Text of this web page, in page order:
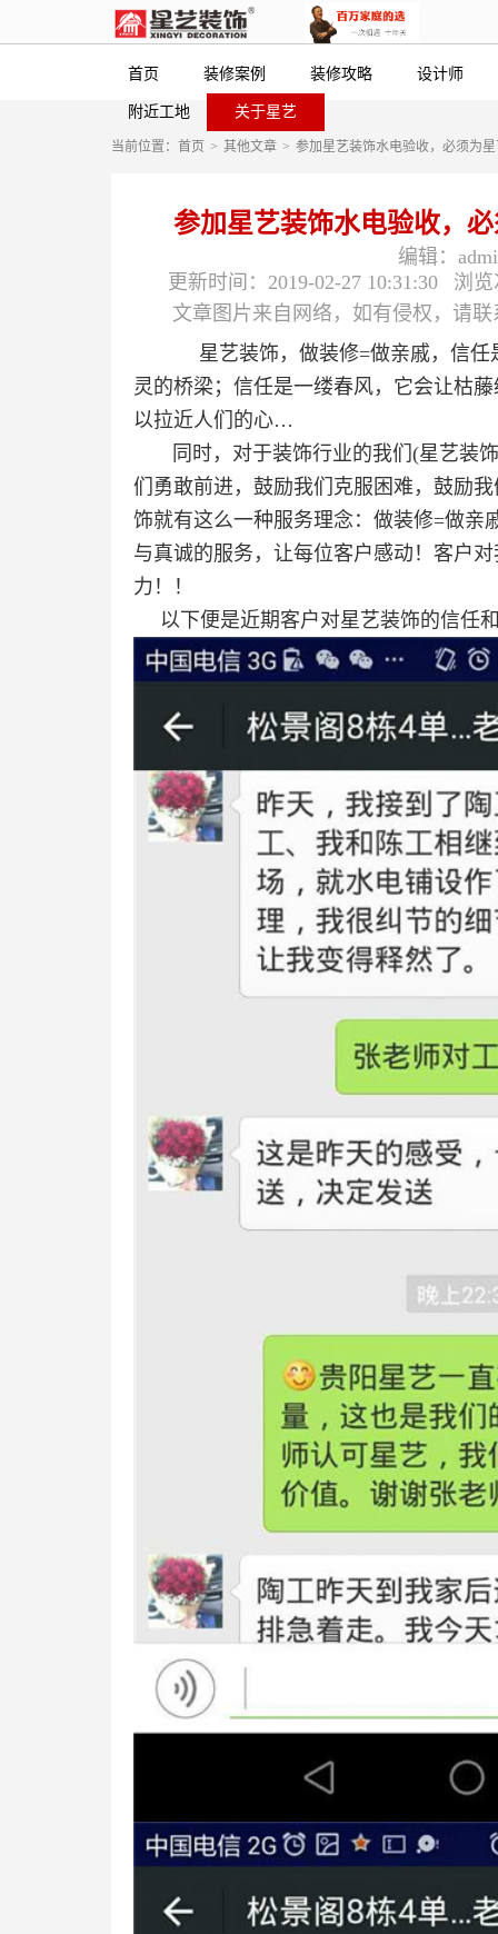
首页 装修案例 装修攻略 设计师
附近工地 关于星艺
当前位置： 首页 > 其他文章 > 参加星艺装饰水电验收，必须为
参加星艺装饰水电验收，
编辑：
更新时间：2019-02-27 10:31:30
浏览
文章图片来自网络，如有侵权，请联
星艺装饰，做装修=做亲戚，信任
灵的桥梁；信任是一缕春风，它会让枯
以拉近人们的心…
同时，对于装饰行业的我们(星艺装饰
们勇敢前进，鼓励我们克服困难，鼓励
饰就有这么一种服务理念：做装修=做亲
与真诚的服务，让每位客户感动！客户
力！！
以下便是近期客户对星艺装饰的信任